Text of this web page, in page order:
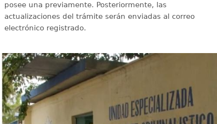
posee una previamente. Posteriormente, las
actualizaciones del trámite serán enviadas al correo
electrónico registrado.